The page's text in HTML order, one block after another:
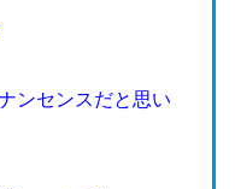
ンセンスだと思い